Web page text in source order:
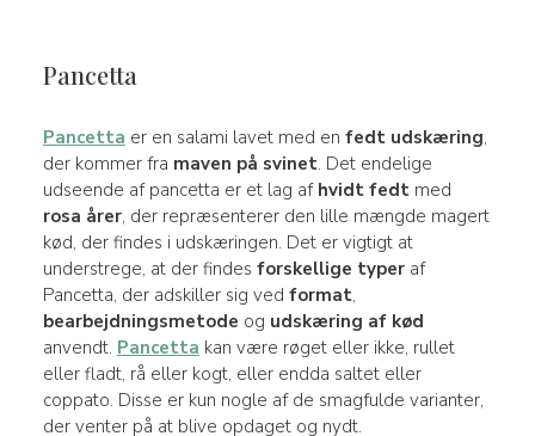
Pancetta
Pancetta er en salami lavet med en fedt udskæring,
der kommer fra maven på svinet. Det endelige
udseende af pancetta er et lag af hvidt fedtmed
rosa årer, der repræsenterer den lille mængde magert
kød, der findes i udskæringen. Det er vigtigt at
understrege, at der findes forskellige typeraf
Pancetta, der adskiller sig ved format,
bearbejdningsmetode og udskæring af kød
anvendt. Pancetta kan være røget eller ikke, rullet
eller fladt, rå eller kogt, eller endda saltet eller
coppato. Disse er kun nogle af de smagfulde varianter,
der venter på at blive opdaget og nydt.